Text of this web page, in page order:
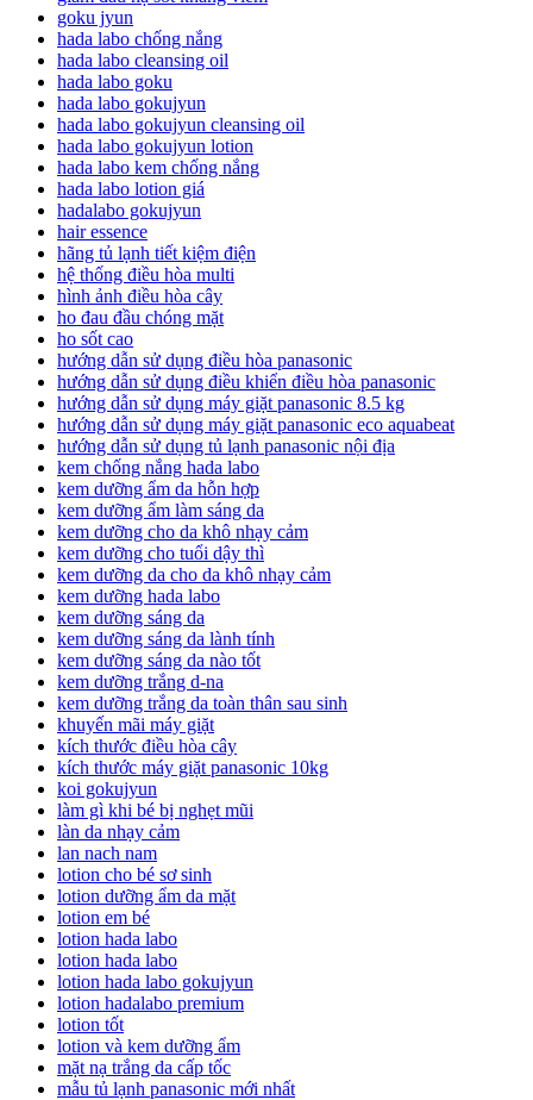
goku jyun
hada labo chống nắng
hada labo cleansing oil
hada labo goku
hada labo gokujyun
hada labo gokujyun cleansing oil
hada labo gokujyun lotion
hada labo kem chống nắng
hada labo lotion giá
hadalabo gokujyun
hair essence
hãng tủ lạnh tiết kiệm điện
hệ thống điều hòa multi
hình ảnh điều hòa cây
ho đau đầu chóng mặt
ho sốt cao
hướng dẫn sử dụng điều hòa panasonic
hướng dẫn sử dụng điều khiển điều hòa panasonic
hướng dẫn sử dụng máy giặt panasonic 8.5 kg
hướng dẫn sử dụng máy giặt panasonic eco aquabeat
hướng dẫn sử dụng tủ lạnh panasonic nội địa
kem chống nắng hada labo
kem dưỡng ẩm da hỗn hợp
kem dưỡng ẩm làm sáng da
kem dưỡng cho da khô nhạy cảm
kem dưỡng cho tuổi dậy thì
kem dưỡng da cho da khô nhạy cảm
kem dưỡng hada labo
kem dưỡng sáng da
kem dưỡng sáng da lành tính
kem dưỡng sáng da nào tốt
kem dưỡng trắng d-na
kem dưỡng trắng da toàn thân sau sinh
khuyến mãi máy giặt
kích thước điều hòa cây
kích thước máy giặt panasonic 10kg
koi gokujyun
làm gì khi bé bị nghẹt mũi
làn da nhạy cảm
lan nach nam
lotion cho bé sơ sinh
lotion dưỡng ẩm da mặt
lotion em bé
lotion hada labo
lotion hada labo
lotion hada labo gokujyun
lotion hadalabo premium
lotion tốt
lotion và kem dưỡng ẩm
mặt nạ trắng da cấp tốc
mẫu tủ lạnh panasonic mới nhất